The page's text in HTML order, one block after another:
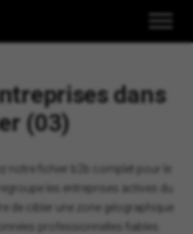
dans
(03)
notre fichier b2b complet pour le
les entreprises actives du
de cibler une zone géographique
professionnelles fiables.